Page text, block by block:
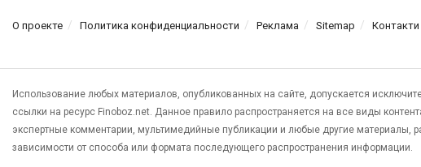
О проекте Политика конфиденциальности Реклама Sitemap Контакти
Использование любых материалов, опубликованных на сайте, допускается
ссылки на ресурс Finoboz.net. Данное правило распространяется на все виды
экспертные комментарии, мультимедийные публикации и любые другие
зависимости от способа или формата последующего распространения информации.